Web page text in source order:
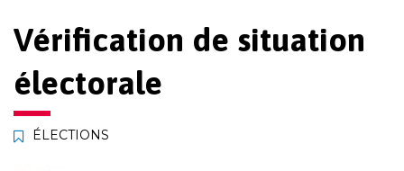
Vérification de situation
électorale
ÉLECTIONS